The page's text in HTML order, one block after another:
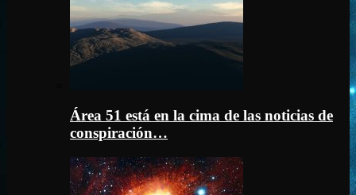
Área 51 está en la cima de las noticias de
conspiración…